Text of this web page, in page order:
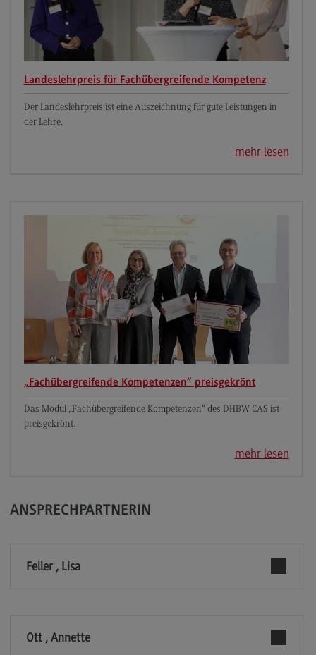
Berufsperspektiven
Kontakt
Eckdaten Studium
Aufbau und Struktur
Arbeitgeber-Vorteile
Dualer Partner werden
Personal finden
Personal entwickeln
Personal binden
Über uns
(External link)
International Office
Landeslehrpreis für Fachübergreifende Kompetenz
Der Landeslehrpreis ist eine Auszeichnung für gute Leistungen in
der Lehre.
mehr lesen
„Fachübergreifende Kompetenzen“ preisgekrönt
Das Modul „Fachübergreifende Kompetenzen“ des DHBW CAS ist
preisgekrönt.
mehr lesen
ANSPRECHPARTNERIN
Feller , Lisa
Ott , Annette